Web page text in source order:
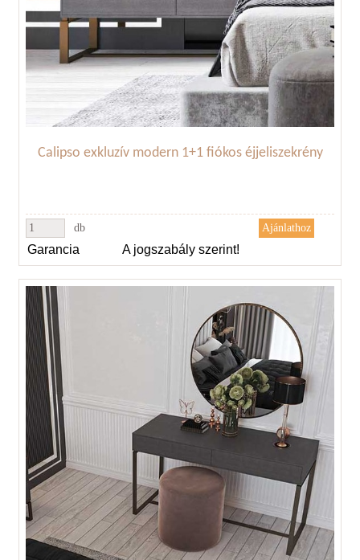
Calipso exkluzív modern 1+1 fiókos éjjeliszekrény
db
Garancia A jogszabály szerint!